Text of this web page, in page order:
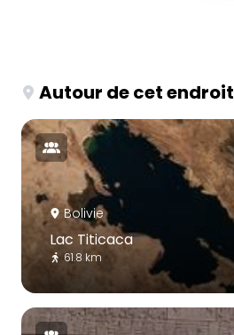
Autour de cet endroit
Bolivie
Lac Titicaca
61.8 km